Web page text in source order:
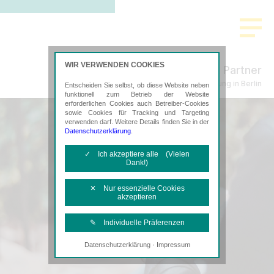
Küpper & Partner
Steuerberatung in Berlin
WIR VERWENDEN COOKIES
Entscheiden Sie selbst, ob diese Website neben
funktionell zum Betrieb der Website
erforderlichen Cookies auch Betreiber-Cookies
sowie Cookies für Tracking und Targeting
verwenden darf. Weitere Details finden Sie in der
Datenschutzerklärung
✓ Ich akzeptiere alle (Vielen
Dank!)
✕ Nur essenzielle Cookies
akzeptieren
✎ Individuelle Präferenzen
Notwendige Cookies
Diese Cookies sind erforderlich, um die
Datenschutzerklärung· Impressum